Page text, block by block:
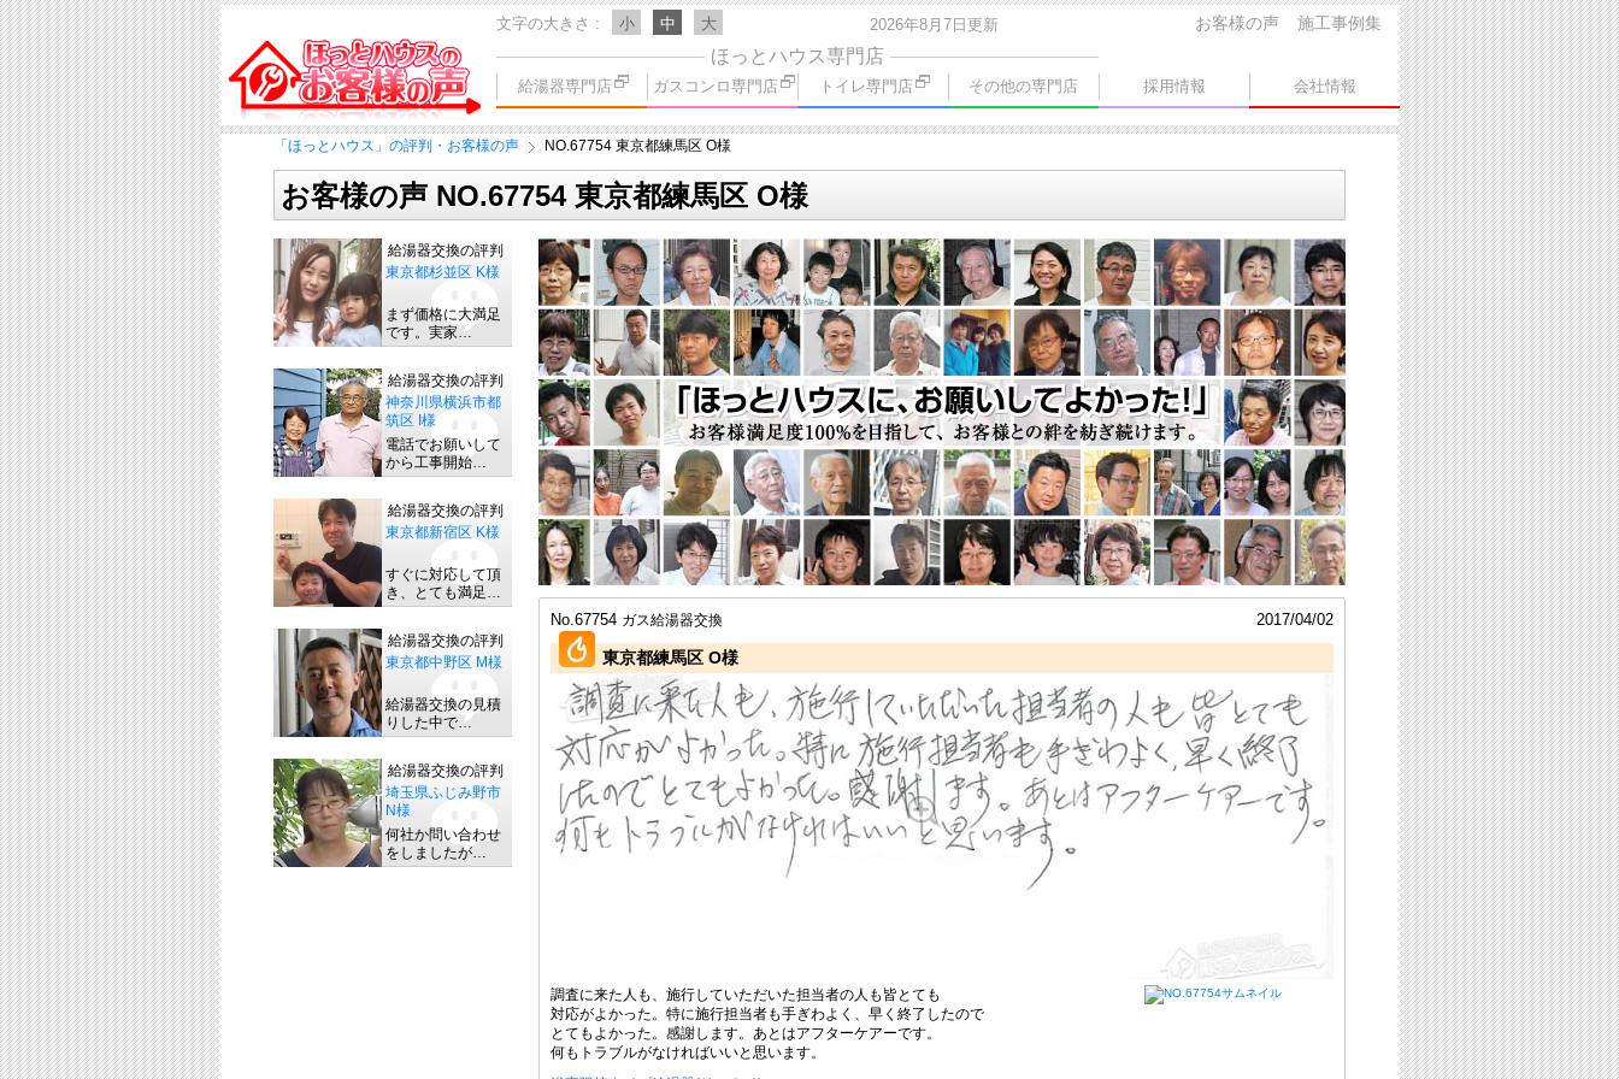
文字の大きさ 小 中 大 2026年8月7日更新 施工事例集
お客様の声
ほっとハウス専門店
給湯器専門店 ガスコンロ専門店 トイレ専門店 その他の専門店 採用情報 会社情報
「ほっとハウス」の評判・お客様の声 NO.67754 東京都練馬区 O様
お客様の声 NO.67754 東京都練馬区 O様
2017/04/02
No.67754 ガス給湯器交換
東京都練馬区 O様
調査に来た人も、施行していただいた担当者の人も皆とても
対応がよかった。特に施行担当者も手ぎわよく、早く終了したので
とてもよかった。感謝します。あとはアフターケアーです。
何もトラブルがなければいいと思います。
給湯器交換の評判
東京都杉並区 K様
まず価格に大満足
です。実家…
給湯器交換の評判
神奈川県横浜市都
筑区 I様
電話でお願いして
から工事開始…
給湯器交換の評判
東京都新宿区 K様
すぐに対応して頂
き、とても満足…
給湯器交換の評判
東京都中野区 M様
給湯器交換の見積
りした中で…
給湯器交換の評判
埼玉県ふじみ野市
N様
何社か問い合わせ
をしましたが…